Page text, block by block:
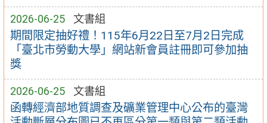
2026-06-25 文書組
期間限定抽好禮！115年6月22日至7月2日完成
「臺北市勞動大學」網站新會員註冊即可參加抽
獎
2026-06-25 文書組
函轉經濟部地質調查及礦業管理中心公布的臺灣